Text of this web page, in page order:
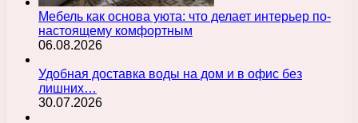
Мебель как основа уюта: что делает интерьер по-
настоящему комфортным
06.08.2026
Удобная доставка воды на дом и в офис без
лишних…
30.07.2026